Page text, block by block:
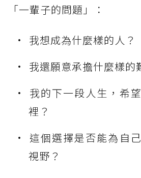
「一輩子的問題」：
我想成為什麼樣的人？
我還願意承擔什麼樣的
我的下一段人生，希
裡？
這個選擇是否能為自
視野？